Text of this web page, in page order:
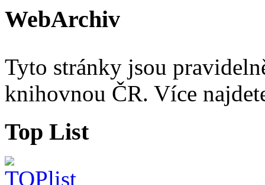
WebArchiv
Tyto stránky jsou
knihovnou ČR. Více
Top List